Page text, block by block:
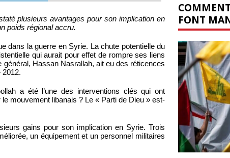
plusieurs avantages pour son implication en
poids régional accru.
dans la guerre en Syrie. La chute potentielle du
qui aurait pour effet de rompre ses liens
général, Hassan Nasrallah, ait eu des réticences
2012.
a été l’une des interventions clés qui ont
mouvement libanais ? Le « Parti de Dieu » est-
gains pour son implication en Syrie. Trois
un équipement et un personnel militaires
FONT